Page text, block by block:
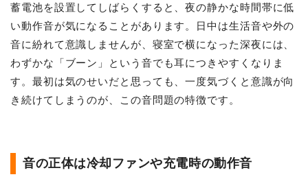
蓄電池を設置してしばらくすると、夜の静かな時間帯に低
い動作音が気になることがあります。日中は生活音や外の
音に紛れて意識しませんが、寝室で横になった深夜には、
わずかな「ブーン」という音でも耳につきやすくなりま
す。最初は気のせいだと思っても、一度気づくと意識が向
き続けてしまうのが、この音問題の特徴です。
音の正体は冷却ファンや充電時の動作音